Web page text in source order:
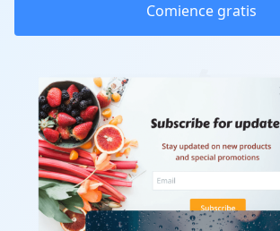
Comience gratis